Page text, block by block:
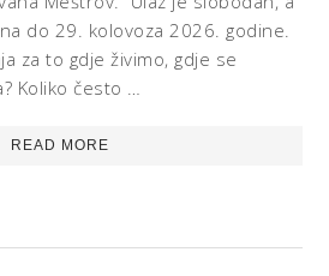
do 29. kolovoza 2026. godine.
za to gdje živimo, gdje se
Koliko često …
READ MORE